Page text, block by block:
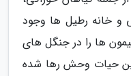
و خانه رطیل ها وجود
ها را در جنگل های
این حیات وحش رها شده